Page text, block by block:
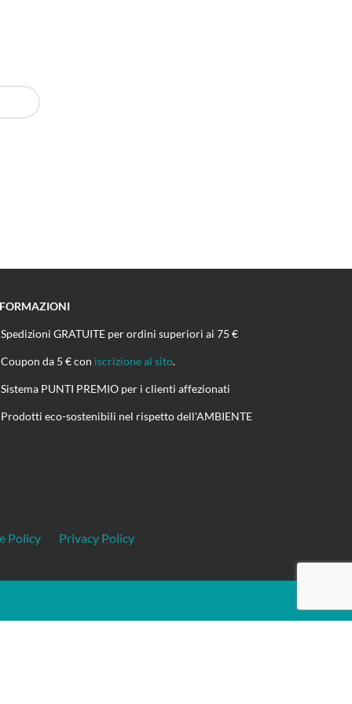
Spedizioni GRATUITE per ordini superiori ai 75 €
Coupon da 5 € con iscrizione al sito.
Sistema PUNTI PREMIO per i clienti affezionati
Prodotti eco-sostenibili nel rispetto dell'AMBIENTE
Policy Privacy Policy